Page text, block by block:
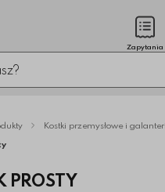
fraza zostanie
Zapytania
(pusty)
Kostki przemysłowe i
PROSTY